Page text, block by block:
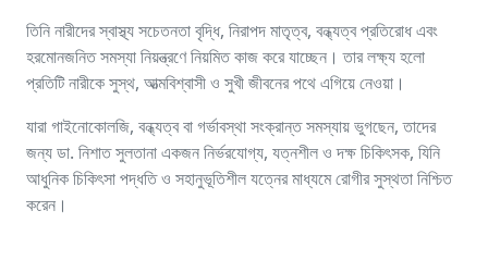
তিনি নারীদের স্বাস্থ্য সচেতনতা বৃদ্ধি, নিরাপদ মাতৃত্ব, বন্ধ্যত্ব প্রতিরোধ এবং
হরমোনজনিত সমস্যা নিয়ন্ত্রণে নিয়মিত কাজ করে যাচ্ছেন। তার লক্ষ্য হলো
প্রতিটি নারীকে সুস্থ, আত্মবিশ্বাসী ও সুখী জীবনের পথে এগিয়ে নেওয়া।
যারা গাইনোকোলজি, বন্ধ্যত্ব বা গর্ভাবস্থা সংক্রান্ত সমস্যায় ভুগছেন, তাদের
জন্য ডা. নিশাত সুলতানা একজন নির্ভরযোগ্য, যত্নশীল ও দক্ষ চিকিৎসক, যিনি
আধুনিক চিকিৎসা পদ্ধতি ও সহানুভূতিশীল যত্নের মাধ্যমে রোগীর সুস্থতা নিশ্চিত
করেন।